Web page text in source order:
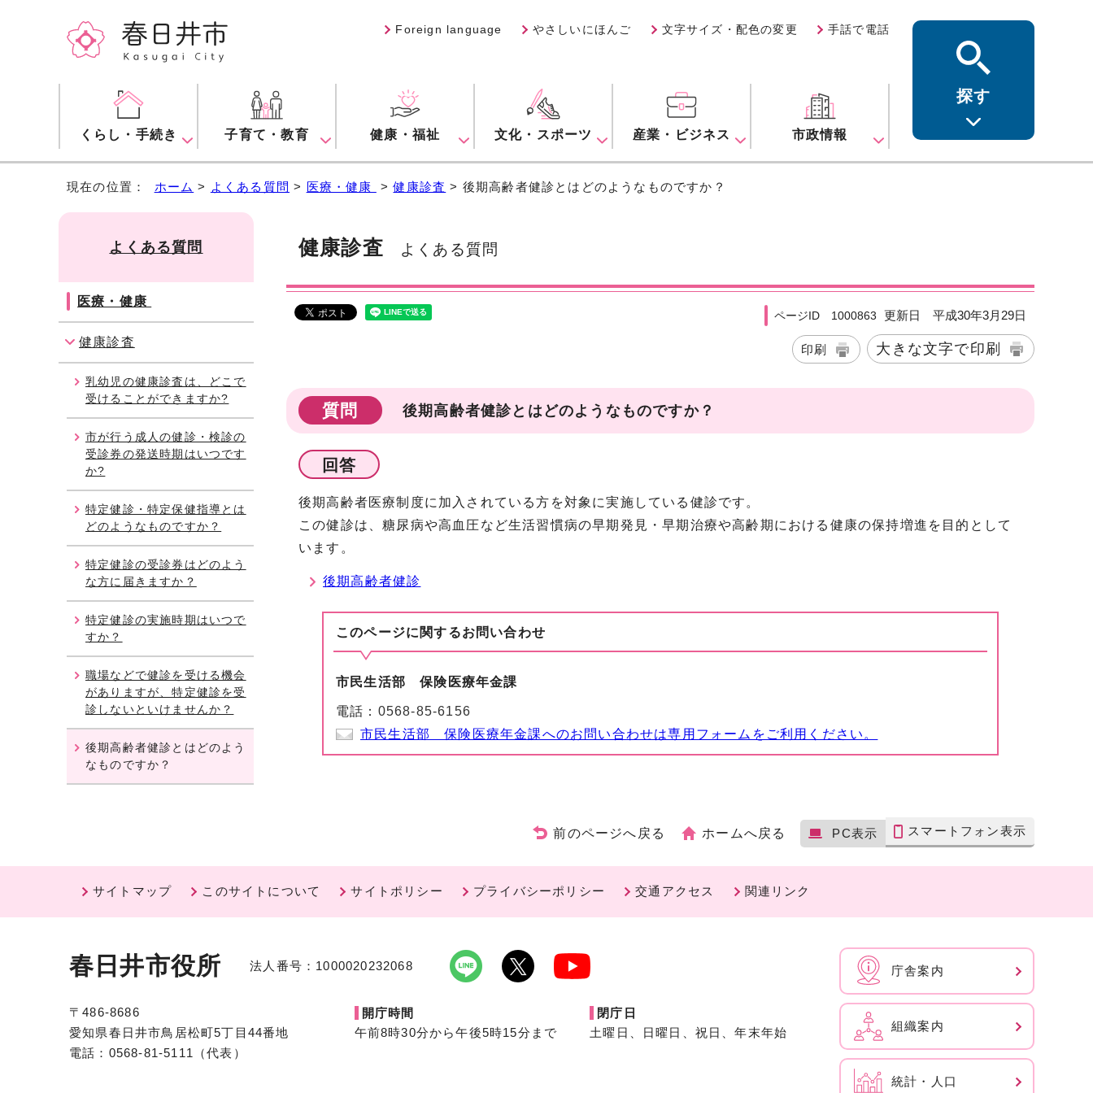
Foreign language やさしいにほんご 文字サイズ・配色の変更 手話で電話
くらし・手続き 子育て・教育 健康・福祉 文化・スポーツ 産業・ビジネス 市政情報
探す
現在の位置： ホーム > よくある質問 > 医療・健康 >健康診査 > 後期高齢者健診とはどのようなものですか？
健康診査 よくある質問
ページID 1000863 更新日 平成30年3月29日
印刷 大きな文字で印刷
質問 後期高齢者健診とはどのようなものですか？
回答
後期高齢者医療制度に加入されている方を対象に実施している健診です。
この健診は、糖尿病や高血圧など生活習慣病の早期発見・早期治療や高齢期における健康の保持増進を目的として
います。
後期高齢者健診
このページに関するお問い合わせ
市民生活部 保険医療年金課
電話： 0568-85-6156
市民生活部 保険医療年金課へのお問い合わせは専用フォームをご利用ください。
よくある質問
医療・健康
健康診査
乳幼児の健康診査は、どこで
受けることができますか?
市が行う成人の健診・検診の
受診券の発送時期はいつです
か?
特定健診・特定保健指導とは
どのようなものですか？
特定健診の受診券はどのよう
な方に届きますか？
特定健診の実施時期はいつで
すか？
職場などで健診を受ける機会
がありますが、特定健診を受
診しないといけませんか？
後期高齢者健診とはどのよう
なものですか？
前のページへ戻る ホームへ戻る PC表示 スマートフォン表示
サイトマップ このサイトについて サイトポリシー プライバシーポリシー 交通アクセス 関連リンク
春日井市役所 法人番号：1000020232068
〒486-8686
愛知県春日井市鳥居松町5丁目44番地
電話：0568-81-5111（代表）
開庁時間
午前8時30分から午後5時15分まで
閉庁日
土曜日、日曜日、祝日、年末年始
庁舎案内
組織案内
統計・人口